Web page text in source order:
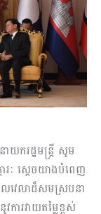
យករដ្ឋមន្រ្តី សូម
រៈ ស្តេចយាងបំពេញ
េលវេលាដ៏សមស្របនា
ារវាយតម្លៃខ្ពស់